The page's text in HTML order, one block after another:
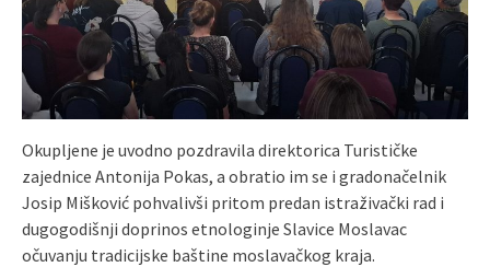
Okupljene je uvodno pozdravila direktorica Turističke
zajednice Antonija Pokas, a obratio im se i gradonačelnik
Josip Mišković pohvalivši pritom predan istraživački rad i
dugogodišnji doprinos etnologinje Slavice Moslavac
očuvanju tradicijske baštine moslavačkog kraja.